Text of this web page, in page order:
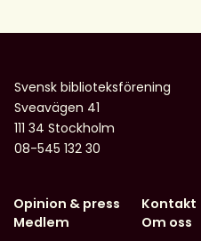
–
och
möjligheter
för
biblioteken
Svensk biblioteksförening
Sveavägen 41
111 34 Stockholm
08-545 132 30
Opinion & press
Medlem
Kontakt
Om oss